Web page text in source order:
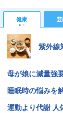
健康
紫外線
母が娘に減量強
睡眠時の悩みを
運動より代謝 人